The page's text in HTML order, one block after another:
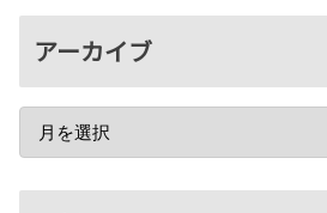
アーカイブ